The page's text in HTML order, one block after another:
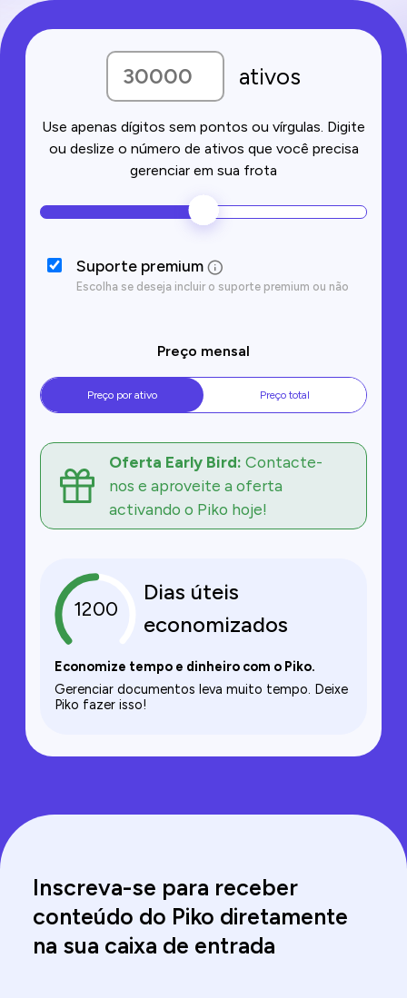
ativos
Use apenas dígitos sem pontos ou vírgulas. Digite
ou deslize o número de ativos que você precisa
gerenciar em sua frota
Suporte premium
Escolha se deseja incluir o suporte premium ou não
Preço mensal
Preço por ativo Preço total
Oferta Early Bird: Contacte-
nos e aproveite a oferta
activando o Piko hoje!
1200
Dias úteis
economizados
Economize tempo e dinheiro com o Piko.
Gerenciar documentos leva muito tempo. Deixe
Piko fazer isso!
Inscreva-se para receber
conteúdo do Piko diretamente
na sua caixa de entrada